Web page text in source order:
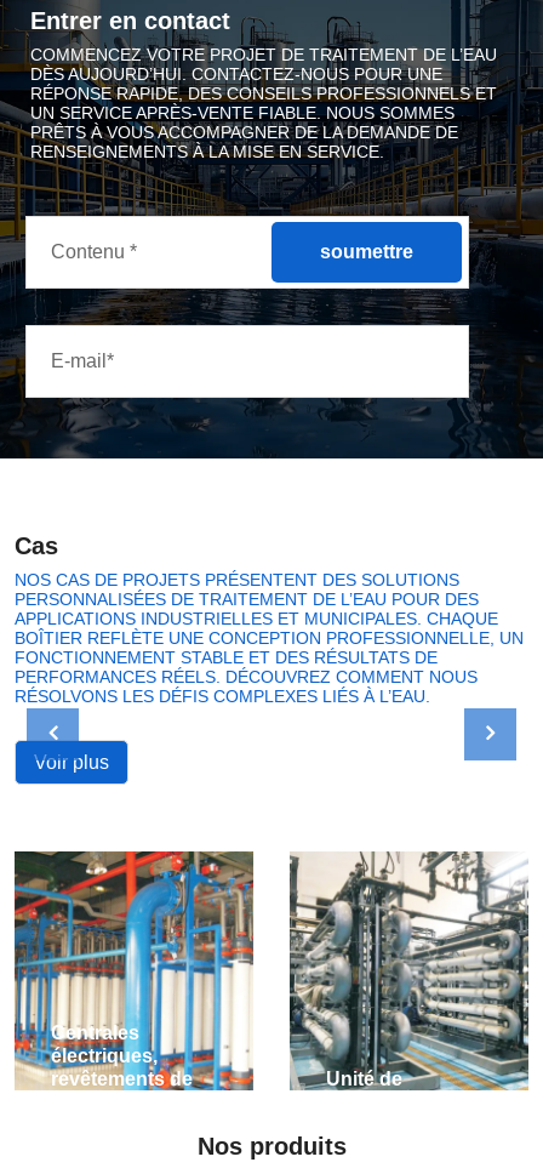
Entrer en contact
COMMENCEZ VOTRE PROJET DE TRAITEMENT DE L’EAU
DÈS AUJOURD’HUI. CONTACTEZ-NOUS POUR UNE
RÉPONSE RAPIDE, DES CONSEILS PROFESSIONNELS ET
UN SERVICE APRÈS-VENTE FIABLE. NOUS SOMMES
PRÊTS À VOUS ACCOMPAGNER DE LA DEMANDE DE
RENSEIGNEMENTS À LA MISE EN SERVICE.
soumettre
Cas
NOS CAS DE PROJETS PRÉSENTENT DES SOLUTIONS
PERSONNALISÉES DE TRAITEMENT DE L’EAU POUR DES
APPLICATIONS INDUSTRIELLES ET MUNICIPALES. CHAQUE
BOÎTIER REFLÈTE UNE CONCEPTION PROFESSIONNELLE, UN
FONCTIONNEMENT STABLE ET DES RÉSULTATS DE
PERFORMANCES RÉELS. DÉCOUVREZ COMMENT NOUS
RÉSOLVONS LES DÉFIS COMPLEXES LIÉS À L’EAU.
Voir plus
Centrales
électriques,
revêtements de
Unité de
décharge
Nos produits